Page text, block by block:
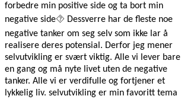
forbedre min positive side og ta bort min
negative side⯑ Dessverre har de fleste noe
negative tanker om seg selv som ikke lar å
realisere deres potensial. Derfor jeg mener
selvutvikling er svært viktig. Alle vi lever bare
en gang og må nyte livet uten de negative
tanker. Alle vi er verdifulle og fortjener et
lykkelig liv. selvutvikling er min favoritt tema